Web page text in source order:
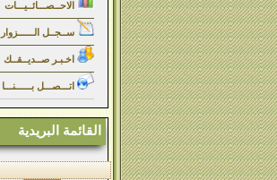
الاحــصـــائــيـــات
ســجــل الــــــزوار
اخـبـر صــديــقــك
اتـــصـــل بــــــنـــا
القائمة البريدية